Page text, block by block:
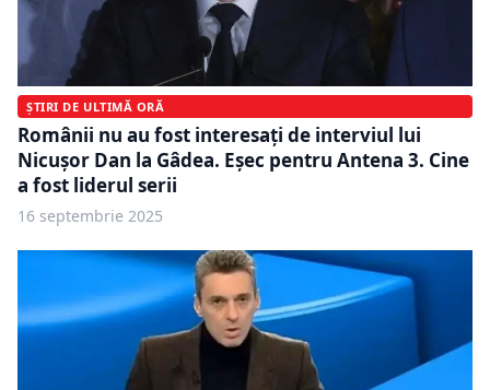
ȘTIRI DE ULTIMĂ ORĂ
Românii nu au fost interesați de interviul lui
Nicușor Dan la Gâdea. Eșec pentru Antena 3. Cine
a fost liderul serii
16 septembrie 2025